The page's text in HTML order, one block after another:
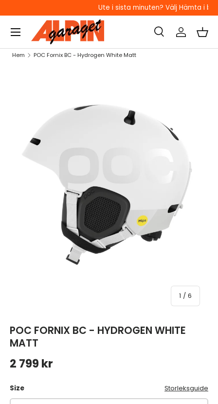
HOPPA TILL INNEHÅLL
Ute i sista minuten? Välj Hämta i butik!
Sök
Sök
Sök Logga inKorg
Hem POC Fornix BC - Hydrogen White Matt
1 / av
6
POC FORNIX BC - HYDROGEN WHITE
MATT
Ordinarie pris
2 799 kr
Size Storleksguide